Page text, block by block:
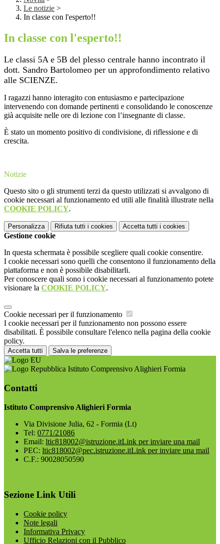
Le notizie >
In classe con l'esperto!!
In classe con l'esperto!!
Le classi 5A e 5B del plesso centrale hanno incontrato il
dott. Sandro Bartolomeo per un approfondimento relativo
alle SCIENZE.
I ragazzi hanno interagito con entusiasmo e partecipazione
intervenendo con domande pertinenti e consolidando le conoscenze
già acquisite nelle ore di lezione con l’insegnante di classe.
È stato un momento positivo di condivisione, di riflessione e di
crescita.
Notizie
Questo sito o gli strumenti terzi da questo utilizzati si avvalgono di
cookie necessari al funzionamento ed utili alle finalità illustrate nella
COOKIE POLICY.
Personalizza Rifiuta tutti i cookies Accetta tutti i cookies
Gestione cookie
In questa schermata è possibile scegliere quali cookie consentire.
I cookie necessari sono quelli che consentono il funzionamento della
piattaforma e non è possibile disabilitarli.
Per conoscere quali sono i cookie necessari al funzionamento potete
visionare la COOKIE POLICY.
Cookie necessari per il funzionamento
I cookie necessari per il funzionamento non possono essere
disabilitati. È possibile consultare l'elenco nella pagina della cookie
policy.
Accetta tutti Salva le preferenze
Istituto Comprensivo Alighieri Formia
Contatti
Istituto Comprensivo Alighieri Formia
Via Divisione Julia, 62 - Formia (Lt)
Tel: 0771/21086
Email: ltic818002@istruzione.itLink per inviare una mail
PEC: ltic818002@pec.istruzione.itLink per inviare una mail
C.F.: 90028050590
Sezione Link Utili
Cookie policy
Note legali
Informativa Privacy
Ufficio Relazioni con il Pubblico